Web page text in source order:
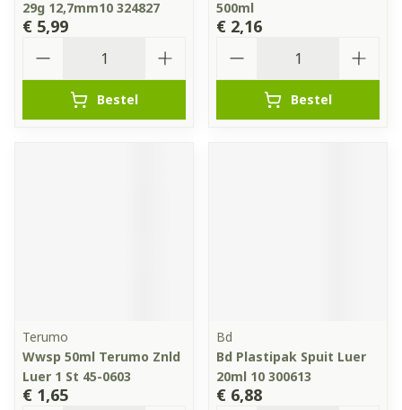
29g 12,7mm10 324827
€ 5,99
Bestel
500ml
€ 2,16
Bestel
Terumo
Wwsp 50ml Terumo Znld
Luer 1 St 45-0603
€ 1,65
Bd
Bd Plastipak Spuit Luer
20ml 10 300613
€ 6,88